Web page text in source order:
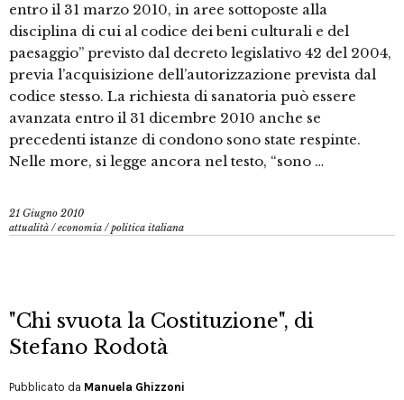
entro il 31 marzo 2010, in aree sottoposte alla
disciplina di cui al codice dei beni culturali e del
paesaggio” previsto dal decreto legislativo 42 del 2004,
previa l’acquisizione dell’autorizzazione prevista dal
codice stesso. La richiesta di sanatoria può essere
avanzata entro il 31 dicembre 2010 anche se
precedenti istanze di condono sono state respinte.
Nelle more, si legge ancora nel testo, “sono …
21 Giugno 2010
attualità /economia /politica italiana
"Chi svuota la Costituzione", di
Stefano Rodotà
Pubblicato da Manuela Ghizzoni